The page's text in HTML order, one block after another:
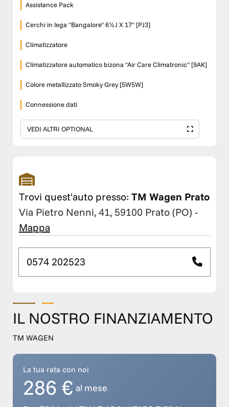
Assistance Pack
Cerchi in lega "Bangalore" 6½J X 17" [PJ3]
Climatizzatore
Climatizzatore automatico bizona "Air Care Climatronic" [9AK]
Colore metallizzato Smoky Grey [5W5W]
Connessione dati
VEDI ALTRI OPTIONAL
Trovi quest'auto presso: TM Wagen Prato
Via Pietro Nenni, 41, 59100 Prato (PO) -
Mappa
0574 202523
IL NOSTRO FINANZIAMENTO
TM WAGEN
La tua rata con noi
286 € al mese